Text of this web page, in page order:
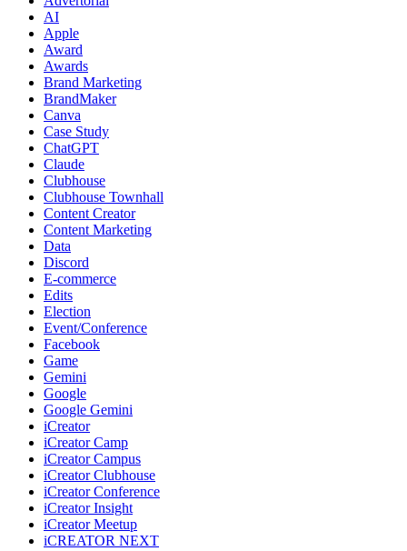
AI
Apple
Award
Awards
Brand Marketing
BrandMaker
Canva
Case Study
ChatGPT
Claude
Clubhouse
Clubhouse Townhall
Content Creator
Content Marketing
Data
Discord
E-commerce
Edits
Election
Event/Conference
Facebook
Game
Gemini
Google
Google Gemini
iCreator
iCreator Camp
iCreator Campus
iCreator Clubhouse
iCreator Conference
iCreator Insight
iCreator Meetup
iCREATOR NEXT